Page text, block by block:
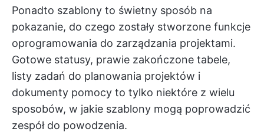
Ponadto szablony to świetny sposób na
pokazanie, do czego zostały stworzone funkcje
oprogramowania do zarządzania projektami.
Gotowe statusy, prawie zakończone tabele,
listy zadań do planowania projektów i
dokumenty pomocy to tylko niektóre z wielu
sposobów, w jakie szablony mogą poprowadzić
zespół do powodzenia.